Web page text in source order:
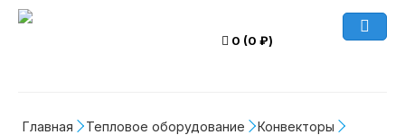
0 (0 ₽)
Главная Тепловое оборудование
Конвекторы